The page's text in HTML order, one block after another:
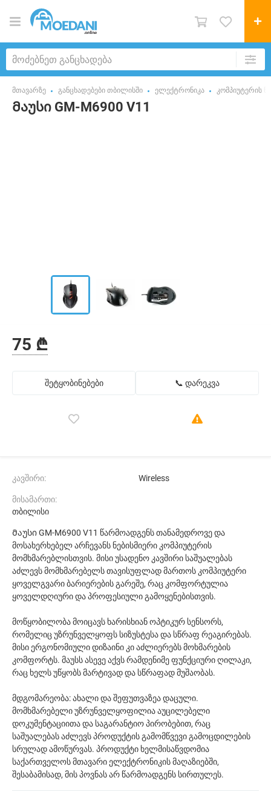
მთავარზე განცხადებები თბილისში ელექტრონიკა კომპიუტერის
Მაუსი GM-M6900 V11
75 ₾
შეტყობინებები 📞 დარეკვა
კავშირი: Wireless
მისამართი:
თბილისი
Მაუსი GM-M6900 V11 წარმოადგენს თანამედროვე და
მოსახერხებელ არჩევანს ნებისმიერი კომპიუტერის
მომხმარებლისთვის. მისი უსადენო კავშირი საშუალებას
აძლევს მომხმარებელს თავისუფლად მართოს კომპიუტერი
ყოველგვარი ბარიერების გარეშე, რაც კომფორტულია
ყოველდღიური და პროფესიული გამოყენებისთვის.
მოწყობილობა მოიცავს ხარისხიან ოპტიკურ სენსორს,
რომელიც უზრუნველყოფს სიზუსტესა და სწრაფ რეაგირებას.
მისი ერგონომიული დიზაინი კი აძლიერებს მოხმარების
კომფორტს. მაუსს ასევე აქვს რამდენიმე ფუნქციური ღილაკი,
რაც ხელს უწყობს მარტივად და სწრაფად მუშაობას.
მდგომარეობა: ახალი და შეფუთვაზეა დაცული.
მომხმარებელი უზრუნველყოფილია აუცილებელი
დოკუმენტაციითა და საგარანტიო პირობებით, რაც
საშუალებას აძლევს პროდუქტის გამომწვევი გამოცდილების
სრულად ამოწურვას. პროდუქტი ხელმისაწვდომია
საქართველოს მთავარი ელექტრონიკის მაღაზიებში,
შესაბამისად, მის პოვნას არ წარმოადგენს სირთულეს.